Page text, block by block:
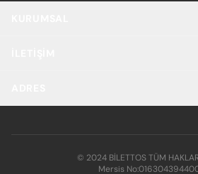
© 2024 BİLETTOS TÜM
Mersis No: